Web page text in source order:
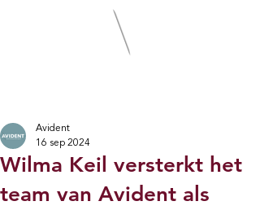
Wilma Keil versterkt het
team van Avident als
Avident
16 sep 2024